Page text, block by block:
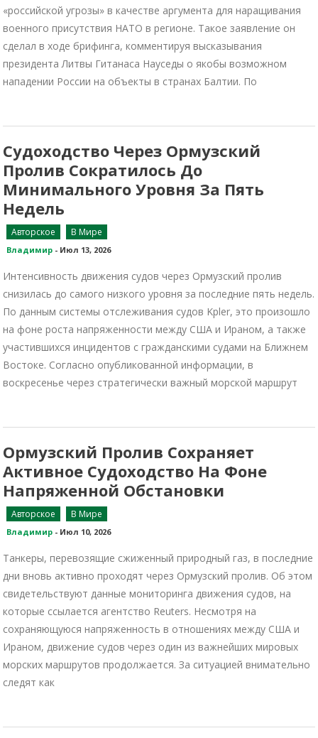
«российской угрозы» в качестве аргумента для наращивания
военного присутствия НАТО в регионе. Такое заявление он
сделал в ходе брифинга, комментируя высказывания
президента Литвы Гитанаса Науседы о якобы возможном
нападении России на объекты в странах Балтии. По
Судоходство Через Ормузский
Пролив Сократилось До
Минимального Уровня За Пять
Недель
Авторское В Мире
Владимир - Июл 13, 2026
Интенсивность движения судов через Ормузский пролив
снизилась до самого низкого уровня за последние пять недель.
По данным системы отслеживания судов Kpler, это произошло
на фоне роста напряженности между США и Ираном, а также
участившихся инцидентов с гражданскими судами на Ближнем
Востоке. Согласно опубликованной информации, в
воскресенье через стратегически важный морской маршрут
Ормузский Пролив Сохраняет
Активное Судоходство На Фоне
Напряженной Обстановки
Авторское В Мире
Владимир - Июл 10, 2026
Танкеры, перевозящие сжиженный природный газ, в последние
дни вновь активно проходят через Ормузский пролив. Об этом
свидетельствуют данные мониторинга движения судов, на
которые ссылается агентство Reuters. Несмотря на
сохраняющуюся напряженность в отношениях между США и
Ираном, движение судов через один из важнейших мировых
морских маршрутов продолжается. За ситуацией внимательно
следят как